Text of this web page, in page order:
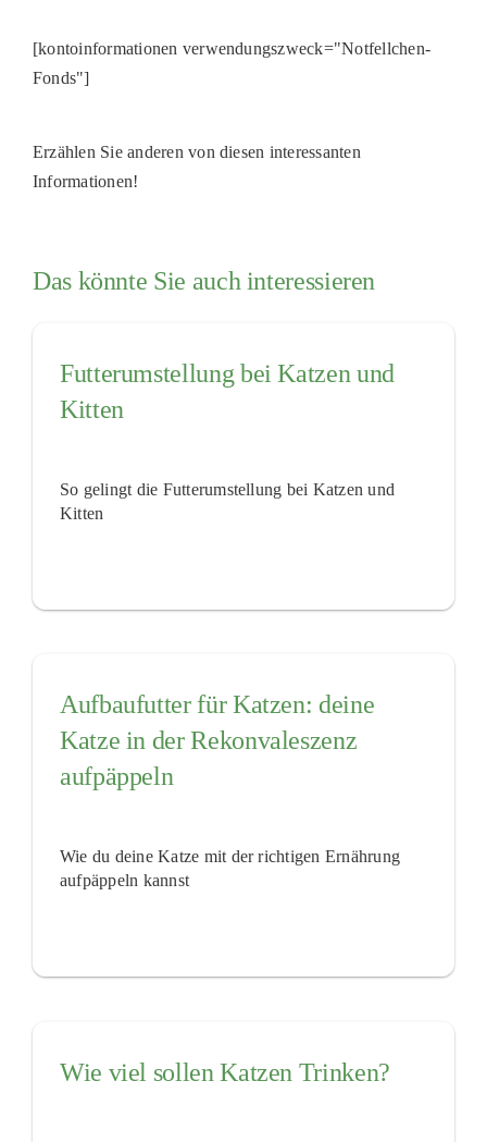
[kontoinformationen verwendungszweck="Notfellchen-
Fonds"]
Erzählen Sie anderen von diesen interessanten
Informationen!
Das könnte Sie auch interessieren
Futterumstellung bei Katzen und
Kitten
So gelingt die Futterumstellung bei Katzen und
Kitten
Aufbaufutter für Katzen: deine
Katze in der Rekonvaleszenz
aufpäppeln
Wie du deine Katze mit der richtigen Ernährung
aufpäppeln kannst
Wie viel sollen Katzen Trinken?